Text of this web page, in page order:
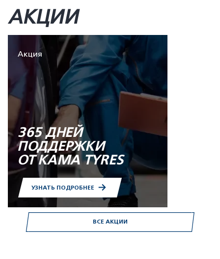
ВСЕ АКЦИИ
АКЦИИ
Акция
365 ДНЕЙ
ПОДДЕРЖКИ
ОТ KAMA TYRES
УЗНАТЬ ПОДРОБНЕЕ